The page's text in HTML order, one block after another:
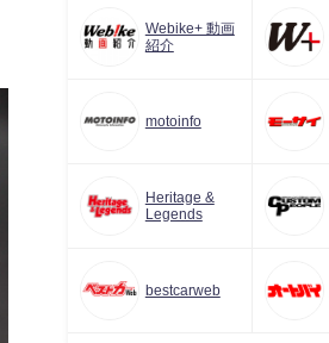
Webike+ 動画
紹介
motoinfo
Heritage &
Legends
bestcarweb